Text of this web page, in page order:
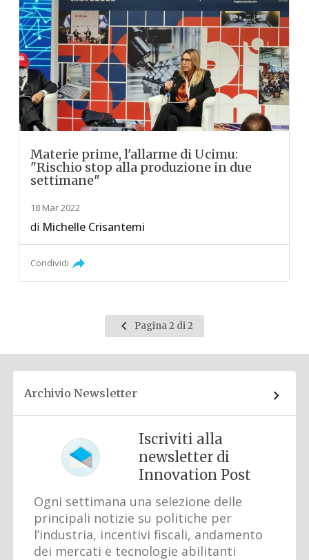
Materie prime, l'allarme di Ucimu:
"Rischio stop alla produzione in due
settimane"
18 Mar 2022
di Michelle Crisantemi
Condividi
Pagina
precedente
Pagina 2 di 2
Archivio Newsletter
Iscriviti alla
newsletter di
Innovation Post
Ogni settimana una selezione delle
principali notizie su politiche per
l’industria, incentivi fiscali, andamento
dei mercati e tecnologie abilitanti